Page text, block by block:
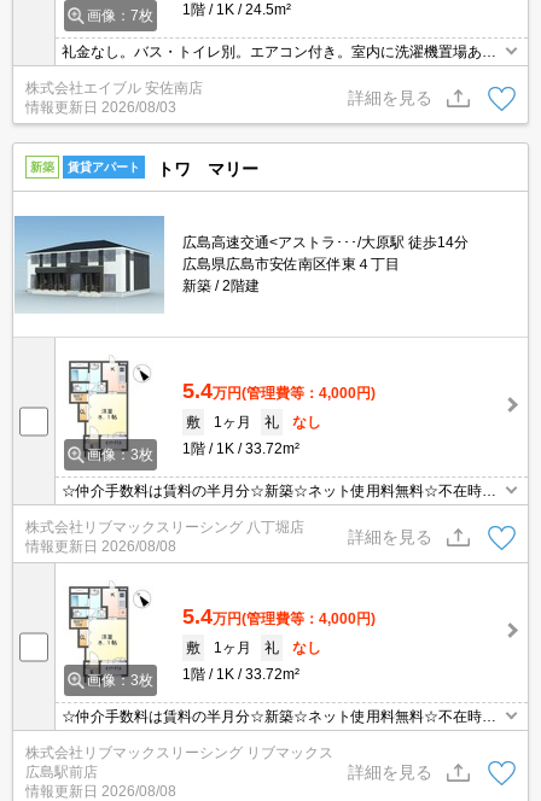
画像：7枚
1階
1K 24.5m²
礼金なし。バス・トイレ別。エアコン付き。室内に洗濯機置場あ
学生おすすめ物件。セブンイレブンへ220m。最寄り駅まで徒歩4
分！。
株式会社エイブル 安佐南店
情報更新日 2026/08/03
詳細を見る
新築 賃貸アパート トワ マリー
広島高速交通<アストラ･･･/大原駅 徒歩14分
広島県広島市安佐南区伴東４丁目
新築
2階建
画像：3枚
5.4万円(管理費等：4,000円)
敷
1ヶ月 礼
なし
1階
1K 33.72m²
☆仲介手数料は賃料の半月分☆新築☆ネット使用料無料☆不在時に
設備充実♪２口コンロのシステムキッチン☆TV付きインターホンで
セキュリティは安心☆彡
株式会社リブマックスリーシング 八丁堀店
情報更新日 2026/08/08
詳細を見る
画像：3枚
5.4万円(管理費等：4,000円)
敷
1ヶ月 礼
なし
1階
1K 33.72m²
☆仲介手数料は賃料の半月分☆新築☆ネット使用料無料☆不在時に
設備充実♪２口コンロのシステムキッチン☆TV付きインターホンで
セキュリティは安心☆彡
株式会社リブマックスリーシング リブマックス
広島駅前店
情報更新日 2026/08/08
詳細を見る